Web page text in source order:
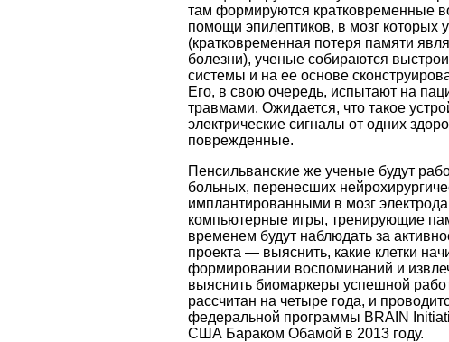
там формируются кратковременные
помощи эпилептиков, в мозг которых
(кратковременная потеря памяти
болезни), ученые собираются
системы и на ее основе
Его, в свою очередь, испытают на
травмами. Ожидается, что такое
электрические сигналы от одних
поврежденные.
Пенсильванские же ученые будут
больных, перенесших
имплантированными в мозг
компьютерные игры, тренирующие
временем будут наблюдать за
проекта — выяснить, какие клетки
формировании воспоминаний и
выяснить биомаркеры успешной
рассчитан на четыре года, и
федеральной программы BRAIN
США Бараком Обамой в 2013 году.